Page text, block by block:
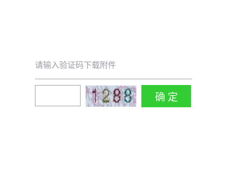
请输入验证码下载附件